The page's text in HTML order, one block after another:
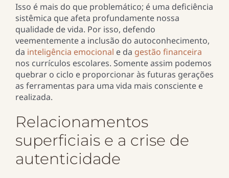
Isso é mais do que problemático; é uma deficiência
sistêmica que afeta profundamente nossa
qualidade de vida. Por isso, defendo
veementemente a inclusão do autoconhecimento,
da inteligência emocional e da gestão financeira
nos currículos escolares. Somente assim podemos
quebrar o ciclo e proporcionar às futuras gerações
as ferramentas para uma vida mais consciente e
realizada.
Relacionamentos
superficiais e a crise de
autenticidade